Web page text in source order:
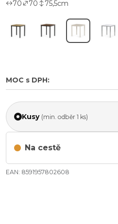
70 70 75,5cm
MOC s DPH:
Kusy (min. odběr 1 ks)
Na cestě
EAN: 8591957802608